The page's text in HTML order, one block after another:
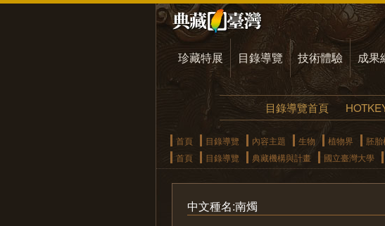
珍藏特展 目錄導覽 技術體驗 成果
目錄導覽首頁
首頁 目錄導覽 內容主題 生物 植物界 胚
首頁
目錄導覽 典藏機構與計畫 國立臺灣大學
中文種名:南燭